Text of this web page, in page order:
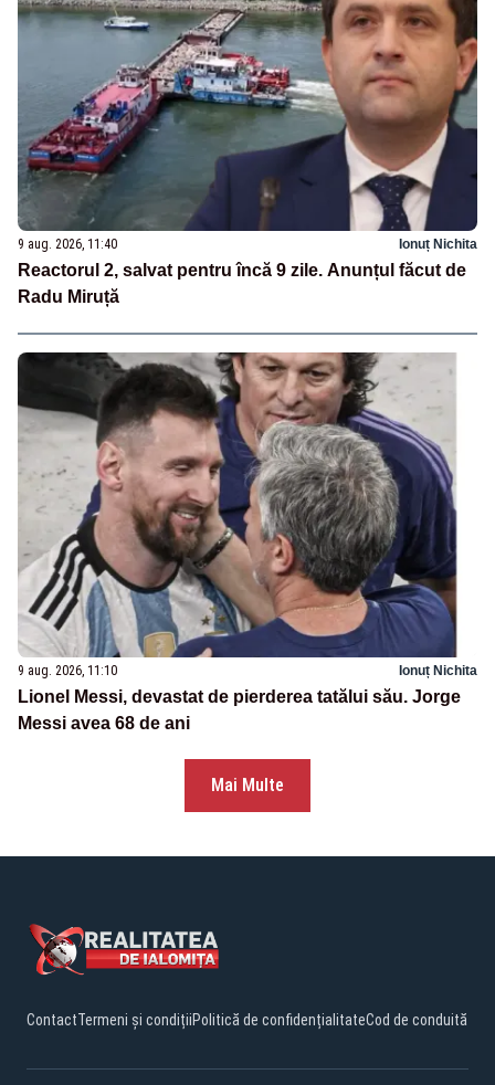
9 aug. 2026, 11:40 Ionuț Nichita
Reactorul 2, salvat pentru încă 9 zile. Anunțul făcut de
Radu Miruță
9 aug. 2026, 11:10 Ionuț Nichita
Lionel Messi, devastat de pierderea tatălui său. Jorge
Messi avea 68 de ani
Mai Multe
ContactTermeni și condițiiPolitică de confidențialitateCod de conduită